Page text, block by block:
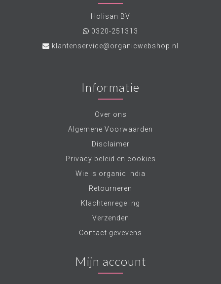
Holisan BV
0320-251313
klantenservice@organicwebshop.nl
Informatie
Over ons
Algemene Voorwaarden
Disclaimer
Privacy beleid en cookies
Wie is organic india
Retourneren
Klachtenregeling
Verzenden
Contact gevevens
Mijn account